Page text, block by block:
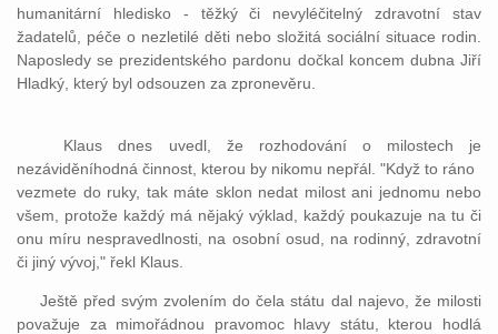
humanitární hledisko - těžký či nevyléčitelný zdravotní stav
žadatelů, péče o nezletilé děti nebo složitá sociální situace rodin.
Naposledy se prezidentského pardonu dočkal koncem dubna Jiří
Hladký, který byl odsouzen za zpronevěru.
Klaus dnes uvedl, že rozhodování o milostech je
nezáviděníhodná činnost, kterou by nikomu nepřál. "Když to ráno
vezmete do ruky, tak máte sklon nedat milost ani jednomu nebo
všem, protože každý má nějaký výklad, každý poukazuje na tu či
onu míru nespravedlnosti, na osobní osud, na rodinný, zdravotní
či jiný vývoj," řekl Klaus.
Ještě před svým zvolením do čela státu dal najevo, že milosti
považuje za mimořádnou pravomoc hlavy státu, kterou hodlá